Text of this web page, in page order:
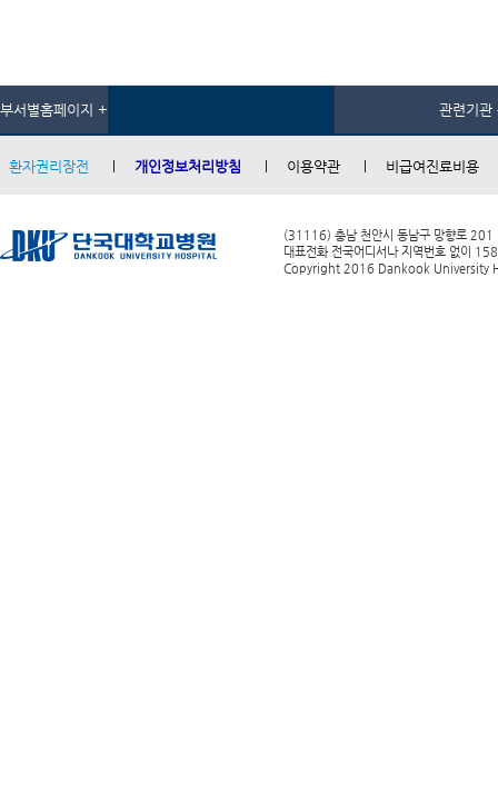
부서별홈페이지 + 관련기관
환자권리장전 개인정보처리방침 이용약관 비급여진료비용
(31116) 충남 천안시 동남구 망향로 201
대표전화 전국어디서나 지역번호 없이
Copyright 2016 Dankook University